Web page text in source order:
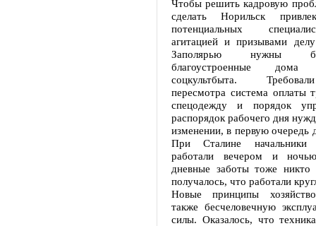
Чтобы решить кадровую
сделать Норильск
потенциальных
агитацией и призывами
Заполярью нужны
благоустроенные
соцкультбыта.
пересмотра система оплаты
спецодежду и порядок
распорядок рабочего дня
изменении, в первую очередь
При Сталине начальники
работали вечером и
дневные заботы тоже
получалось, что работали
Новые принципы
также бесчеловечную
силы. Оказалось, что